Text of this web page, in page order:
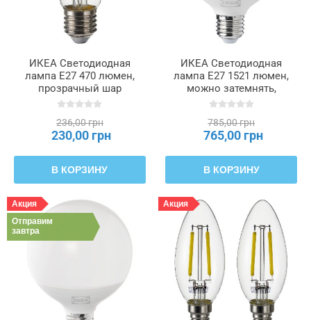
ИКЕА Светодиодная
лампа E27 470 люмен,
прозрачный шар
SOLHETTA, 805.914.47
236,00 грн
230,00 грн
В КОРЗИНУ
ИКЕА Светодиодная
лампа E27 1521 люмен,
можно затемнять,
опаловый шарик, белый,
805.484.30
785,00 грн
765,00 грн
В КОРЗИНУ
Акция
Отправим
завтра
Акция